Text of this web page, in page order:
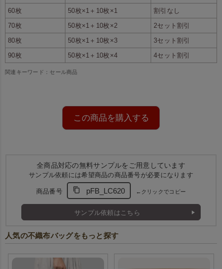
60枚 50枚×1＋10枚×1
割引なし
70枚
50枚×1＋10枚×2
2セット割引
80枚
50枚×1＋10枚×3
3セット割引
90枚
50枚×1＋10枚×4 4セット割引
関連キーワード：セール商品
この商品を購入する
全商品対応の無料サンプルをご用意しています
サンプル依頼には希望商品の商品番号が必要になります
商品番号 pFB_LC620 ←クリックでコピー
サンプル依頼はこちら
人気の不織布バッグをもっと探す